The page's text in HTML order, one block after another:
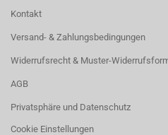
Kontakt
Versand- & Zahlungsbedingungen
Widerrufsrecht & Muster-
AGB
Privatsphäre und Datenschutz
Cookie Einstellungen